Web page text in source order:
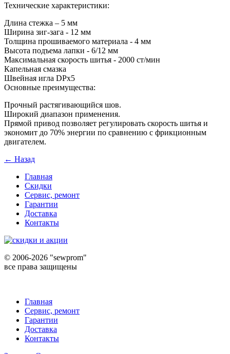
Технические характеристики:
Длина стежка – 5 мм
Ширина зиг-зага - 12 мм
Толщина прошиваемого материала - 4 мм
Высота подъема лапки - 6/12 мм
Максимальная скорость шитья - 2000 ст/мин
Капельная смазка
Швейная игла DPx5
Основные преимущества:
Прочный растягивающийся шов.
Широкий диапазон применения.
Прямой привод позволяет регулировать скорость шитья и
экономит до 70% энергии по сравнению с фрикционным
двигателем.
← Назад
Главная
Скидки
Сервис, ремонт
Гарантии
Доставка
Контакты
© 2006-2026 "sewprom"
все права защищены
Главная
Сервис, ремонт
Гарантии
Доставка
Контакты